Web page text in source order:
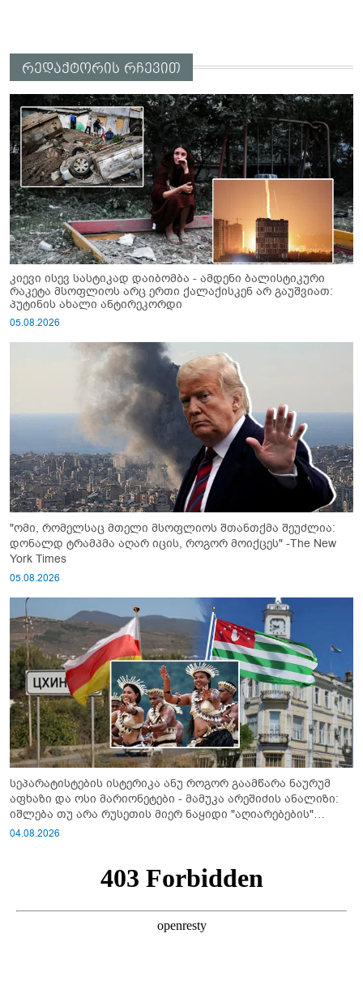
რედაქტორის რჩევით
კიევი ისევ სასტიკად დაიბომბა - ამდენი ბალისტიკური
რაკეტა მსოფლიოს არც ერთი ქალაქისკენ არ გაუშვიათ:
პუტინის ახალი ანტირეკორდი
05.08.2026
"ომი, რომელსაც მთელი მსოფლიოს შთანთქმა შეუძლია:
დონალდ ტრამპმა აღარ იცის, როგორ მოიქცეს" -The New
York Times
05.08.2026
სეპარატისტების ისტერიკა ანუ როგორ გაამწარა ნაურუმ
აფხაზი და ოსი მარიონეტები - მამუკა არეშიძის ანალიზი:
იშლება თუ არა რუსეთის მიერ ნაყიდი "აღიარებების"
სისტემა?!
04.08.2026